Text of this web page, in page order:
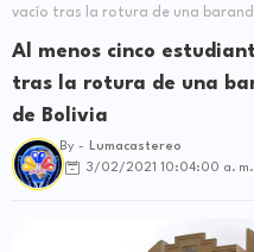
vacío tras la rotura de una
Al menos cinco
tras la rotura de una
de Bolivia
By -
Lumacastereo
3/02/2021 10:04:00 a. m.